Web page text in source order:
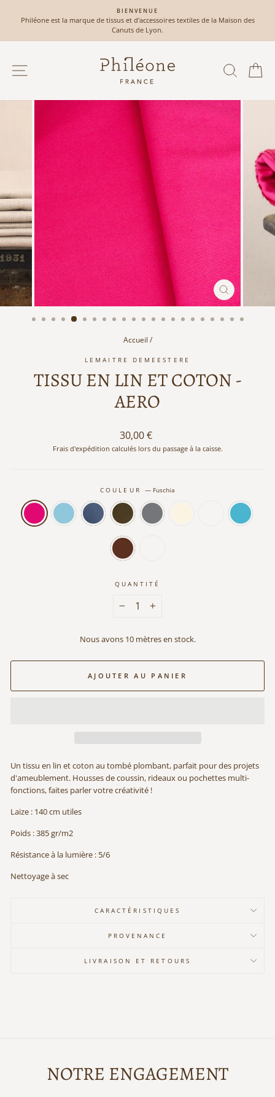
Diaporama
Pause
BIENVENUE
Philéone est la marque de tissus et d'accessoires textiles de la Maison des
Canuts de Lyon.
NAVIGATION
FERMER
(ESC)
Accueil /
LEMAITRE DEMEESTERE
TISSU EN LIN ET COTON -
AERO
Prix
régulier
30,00 €
Frais d'expédition calculés lors du passage à la caisse.
COULEUR — Fuschia
QUANTITÉ
+
Nous avons 10 mètres en stock.
AJOUTER AU PANIER
Un tissu en lin et coton au tombé plombant, parfait pour des projets
d'ameublement. Housses de coussin, rideaux ou pochettes multi-
fonctions, faites parler votre créativité !
Laize : 140 cm utiles
Poids : 385 gr/m2
Résistance à la lumière : 5/6
Nettoyage à sec
CARACTÉRISTIQUES
PROVENANCE
LIVRAISON ET RETOURS
NOTRE ENGAGEMENT